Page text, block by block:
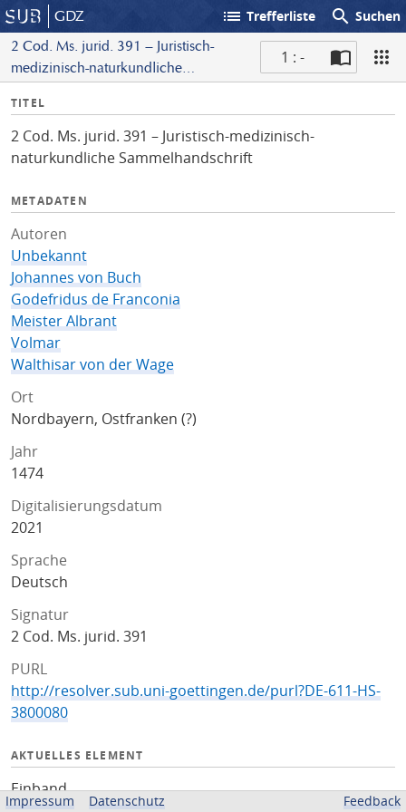
GDZ list Trefferliste search Suchen
2 Cod. Ms. jurid. 391 – Juristisch-
medizinisch-naturkundliche
1 : -
I
f
o
TITEL
2 Cod. Ms. jurid. 391 – Juristisch-medizinisch-
naturkundliche Sammelhandschrift
METADATEN
Autoren
Unbekannt
Johannes von Buch
Godefridus de Franconia
Meister Albrant
Volmar
Walthisar von der Wage
Ort
Nordbayern, Ostfranken (?)
Jahr
1474
Digitalisierungsdatum
2021
Sprache
Deutsch
Signatur
2 Cod. Ms. jurid. 391
PURL
http://resolver.sub.uni-goettingen.de/purl?DE-611-HS-
3800080
AKTUELLES ELEMENT
Einband
Impressum Datenschutz Feedback